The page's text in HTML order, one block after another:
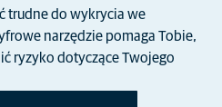
trudne do wykrycia we
narzędzie pomaga Tobie,
ryzyko dotyczące Twojego